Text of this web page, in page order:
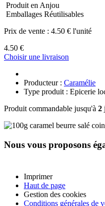
Produit en Anjou
Emballages Réutilisables
Prix de vente : 4.50 € l'unité
4.50 €
Choisir une livraison
Producteur : Caramélie
Type produit : Epicerie
Produit commandable jusqu'à 2
Nous vous proposons
Imprimer
Haut de page
Gestion des cookies
Conditions générales de